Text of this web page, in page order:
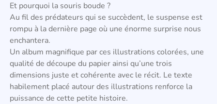
Et pourquoi la souris boude ?
Au fil des prédateurs qui se succèdent, le suspense est
rompu à la dernière page où une énorme surprise nous
enchantera.
Un album magnifique par ces illustrations colorées, une
qualité de découpe du papier ainsi qu’une trois
dimensions juste et cohérente avec le récit. Le texte
habilement placé autour des illustrations renforce la
puissance de cette petite histoire.